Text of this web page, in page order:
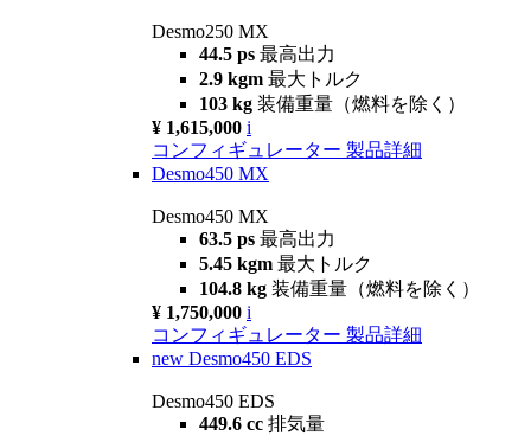
Desmo250 MX
44.5 ps 最高出力
2.9 kgm 最大トルク
103 kg 装備重量（燃料を除く）
¥ 1,615,000 i
コンフィギュレーター 製品詳細
Desmo450 MX
Desmo450 MX
63.5 ps 最高出力
5.45 kgm 最大トルク
104.8 kg 装備重量（燃料を除く）
¥ 1,750,000 i
コンフィギュレーター 製品詳細
new Desmo450 EDS
Desmo450 EDS
449.6 cc 排気量